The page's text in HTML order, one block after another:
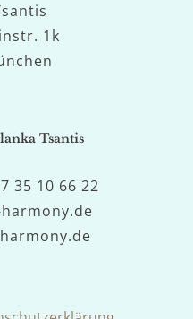
1k
Tsantis
35 10 66 22